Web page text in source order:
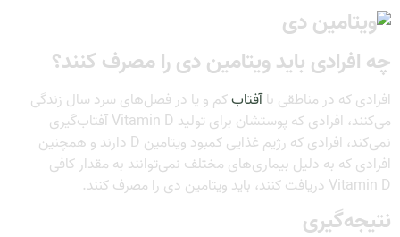
چه افرادی باید ویتامین دی را مصرف کنند؟
افرادی که در مناطقی باآفتابکم و یا در فصل‌های سرد سال زندگی
می‌کنند، افرادی که پوستشان برای تولید Vitamin D آفتاب‌گیری
نمی‌کند، افرادی که رژیم غذایی کمبود ویتامین D دارند و همچنین
افرادی که به دلیل بیماری‌های مختلف نمی‌توانند به مقدار کافی
Vitamin D دریافت کنند، باید ویتامین دی را مصرف کنند.
نتیجه‌گیری